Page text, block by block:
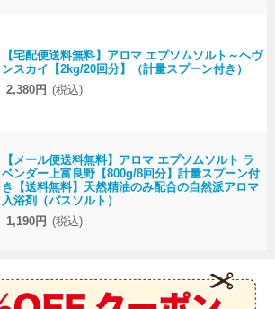
【宅配便送料無料】アロマ エプソムソルト～ヘヴ
ンスカイ【2kg/20回分】（計量スプーン付き）
2,380円 (税込)
【メール便送料無料】アロマ エプソムソルト ラ
ベンダー上富良野【800g/8回分】計量スプーン付
き【送料無料】天然精油のみ配合の自然派アロマ
入浴剤（バスソルト）
1,190円 (税込)